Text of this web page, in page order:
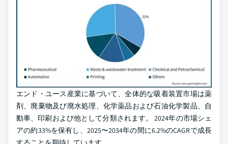
エンド・ユース産業に基づいて、全体的な吸着装置市場は薬
剤、廃棄物及び廃水処理、化学薬品および石油化学製品、自
動車、印刷および他として分類されます。 2024年の市場シェ
アの約33%を保有し、2025〜2034年の間に6.2%のCAGRで成長